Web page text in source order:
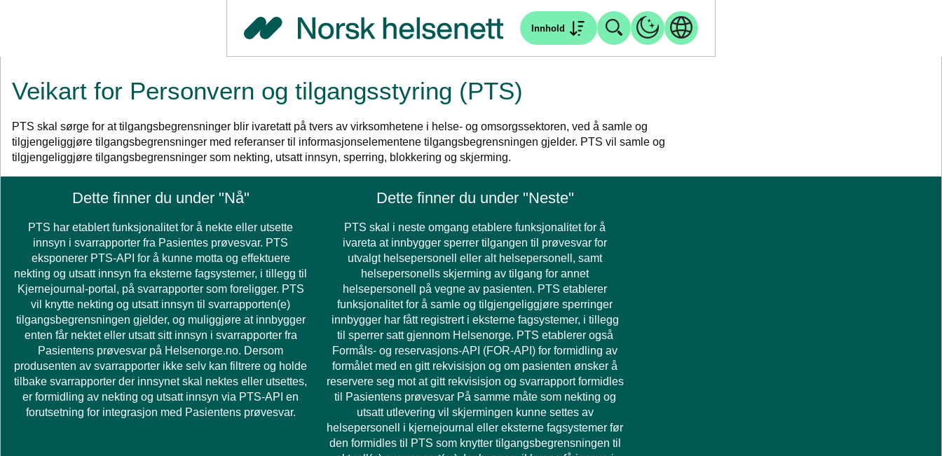
Innhold
Veikart for Personvern og tilgangsstyring (PTS)
PTS skal sørge for at tilgangsbegrensninger blir ivaretatt på tvers av virksomhetene i helse- og omsorgssektoren, ved å samle og
tilgjengeliggjøre tilgangsbegrensninger med referanser til informasjonselementene tilgangsbegrensningen gjelder. PTS vil samle og
tilgjengeliggjøre tilgangsbegrensninger som nekting, utsatt innsyn, sperring, blokkering og skjerming.
Dette finner du under "Nå"
PTS har etablert funksjonalitet for å nekte eller utsette
innsyn i svarrapporter fra Pasientes prøvesvar. PTS
eksponerer PTS-API for å kunne motta og effektuere
nekting og utsatt innsyn fra eksterne fagsystemer, i tillegg til
Kjernejournal-portal, på svarrapporter som foreligger. PTS
vil knytte nekting og utsatt innsyn til svarrapporten(e)
tilgangsbegrensningen gjelder, og muliggjøre at innbygger
enten får nektet eller utsatt sitt innsyn i svarrapporter fra
Pasientens prøvesvar på Helsenorge.no. Dersom
produsenten av svarrapporter ikke selv kan filtrere og holde
tilbake svarrapporter der innsynet skal nektes eller utsettes,
er formidling av nekting og utsatt innsyn via PTS-API en
forutsetning for integrasjon med Pasientens prøvesvar.
Dette finner du under "Neste"
PTS skal i neste omgang etablere funksjonalitet for å
ivareta at innbygger sperrer tilgangen til prøvesvar for
utvalgt helsepersonell eller alt helsepersonell, samt
helsepersonells skjerming av tilgang for annet
helsepersonell på vegne av pasienten. PTS etablerer
funksjonalitet for å samle og tilgjengeliggjøre sperringer
innbygger har fått registrert i eksterne fagsystemer, i tillegg
til sperrer satt gjennom Helsenorge. PTS etablerer også
Formåls- og reservasjons-API (FOR-API) for formidling av
formålet med en gitt rekvisisjon og om pasienten ønsker å
reservere seg mot at gitt rekvisisjon og svarrapport formidles
til Pasientens prøvesvar På samme måte som nekting og
utsatt utlevering vil skjermingen kunne settes av
helsepersonell i kjernejournal eller eksterne fagsystemer før
den formidles til PTS som knytter tilgangsbegrensningen til